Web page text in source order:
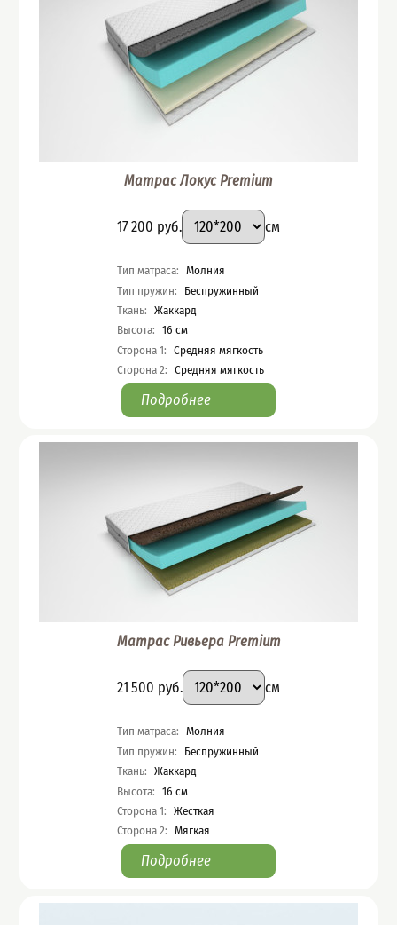
Матрас Локус Premium
Цена
17 200 руб.
Подобрать вариант
Размер:
см
Характеристики
Тип матраса:
Молния
Тип пружин:
Беспружинный
Ткань:
Жаккард
Высота: 16 см
Сторона 1:
Средняя мягкость
Сторона 2: Средняя мягкость
Подробнее
Матрас Ривьера Premium
Цена
21 500 руб.
Подобрать вариант
Размер:
см
Характеристики
Тип матраса: Молния
Тип пружин:
Беспружинный
Ткань: Жаккард
Высота: 16 см
Сторона 1: Жесткая
Сторона 2: Мягкая
Подробнее